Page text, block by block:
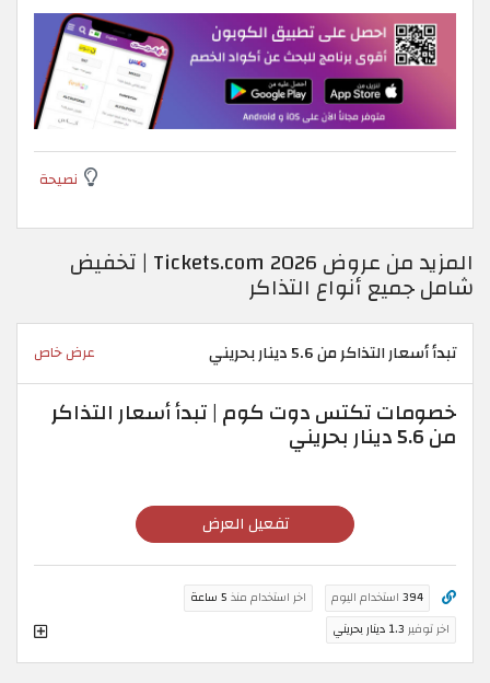
نصيحة
المزيد من عروض Tickets.com 2026 | تخفيض
شامل جميع أنواع التذاكر
تبدأ أسعار التذاكر من 5.6 دينار بحريني عرض خاص
خصومات تكتس دوت كوم | تبدأ أسعار التذاكر
من 5.6 دينار بحريني
تفعيل العرض
394 استخدام اليوم اخر استخدام منذ 5 ساعة
اخر توفير 1.3 دينار بحريني